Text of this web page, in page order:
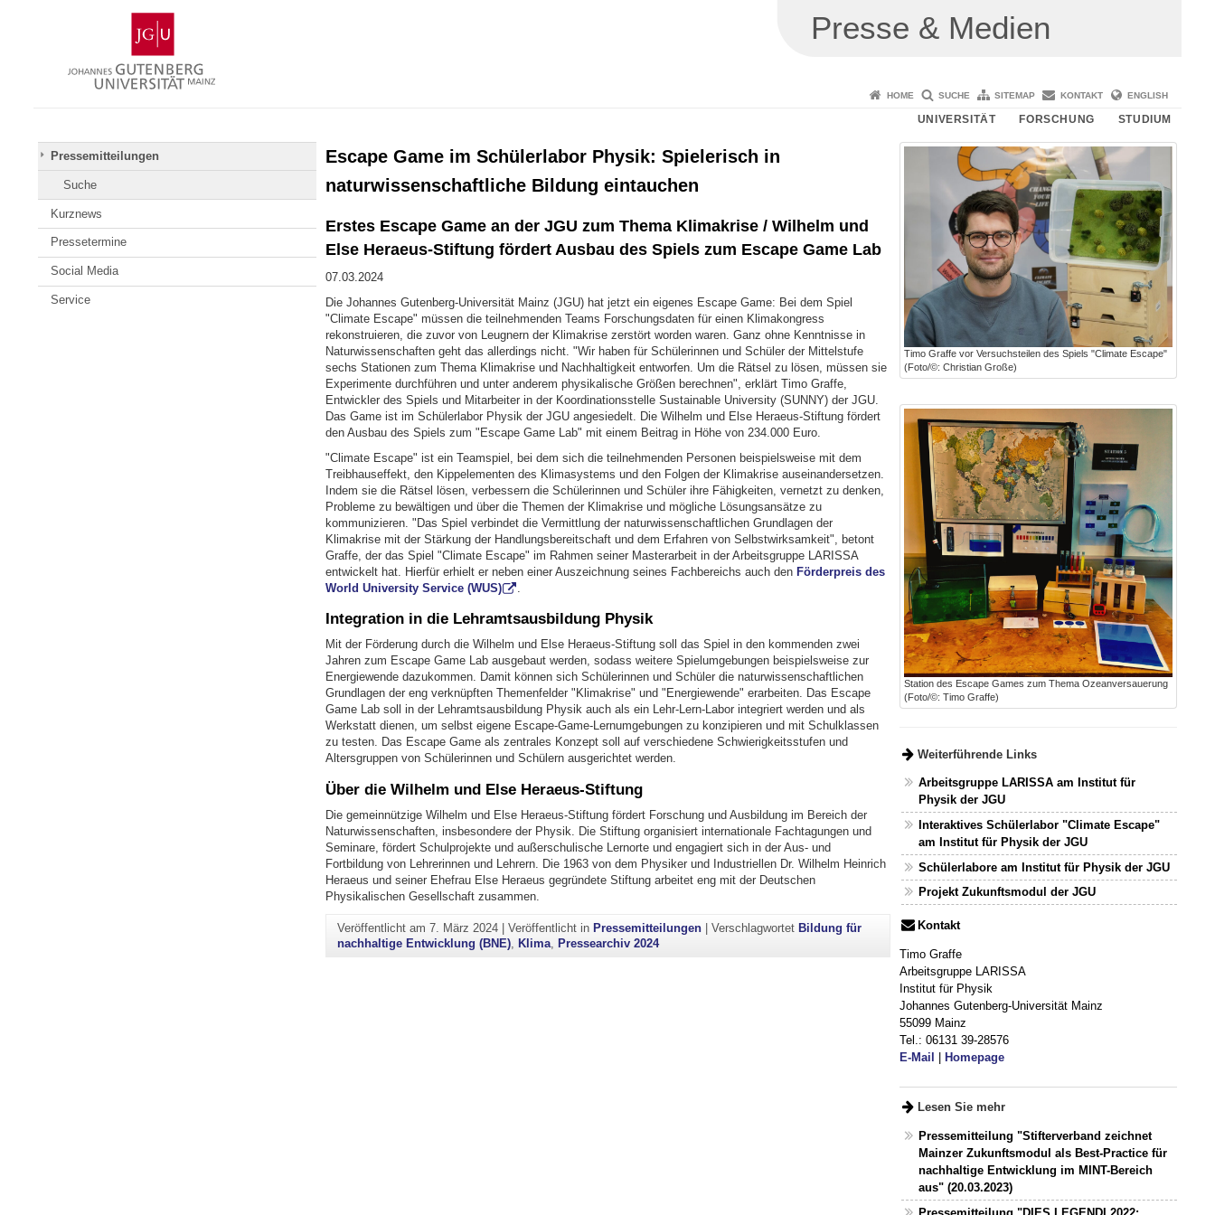
Gutenberg-
Universität
Mainz
Presse & Medien
HOME SUCHE SITEMAP KONTAKT ENGLISH
UNIVERSITÄT FORSCHUNG STUDIUM
Pressemitteilungen
Suche
Kurznews
Pressetermine
Social Media
Service
Escape Game im Schülerlabor Physik: Spielerisch in
naturwissenschaftliche Bildung eintauchen
Erstes Escape Game an der JGU zum Thema Klimakrise / Wilhelm und
Else Heraeus-Stiftung fördert Ausbau des Spiels zum Escape Game Lab
07.03.2024
Die Johannes Gutenberg-Universität Mainz (JGU) hat jetzt ein eigenes Escape Game: Bei dem Spiel
"Climate Escape" müssen die teilnehmenden Teams Forschungsdaten für einen Klimakongress
rekonstruieren, die zuvor von Leugnern der Klimakrise zerstört worden waren. Ganz ohne Kenntnisse in
Naturwissenschaften geht das allerdings nicht. "Wir haben für Schülerinnen und Schüler der Mittelstufe
sechs Stationen zum Thema Klimakrise und Nachhaltigkeit entworfen. Um die Rätsel zu lösen, müssen sie
Experimente durchführen und unter anderem physikalische Größen berechnen", erklärt Timo Graffe,
Entwickler des Spiels und Mitarbeiter in der Koordinationsstelle Sustainable University (SUNNY) der JGU.
Das Game ist im Schülerlabor Physik der JGU angesiedelt. Die Wilhelm und Else Heraeus-Stiftung fördert
den Ausbau des Spiels zum "Escape Game Lab" mit einem Beitrag in Höhe von 234.000 Euro.
"Climate Escape" ist ein Teamspiel, bei dem sich die teilnehmenden Personen beispielsweise mit dem
Treibhauseffekt, den Kippelementen des Klimasystems und den Folgen der Klimakrise auseinandersetzen.
Indem sie die Rätsel lösen, verbessern die Schülerinnen und Schüler ihre Fähigkeiten, vernetzt zu denken,
Probleme zu bewältigen und über die Themen der Klimakrise und mögliche Lösungsansätze zu
kommunizieren. "Das Spiel verbindet die Vermittlung der naturwissenschaftlichen Grundlagen der
Klimakrise mit der Stärkung der Handlungsbereitschaft und dem Erfahren von Selbstwirksamkeit", betont
Graffe, der das Spiel "Climate Escape" im Rahmen seiner Masterarbeit in der Arbeitsgruppe LARISSA
entwickelt hat. Hierfür erhielt er neben einer Auszeichnung seines Fachbereichs auch den Förderpreis des
World University Service (WUS)
Integration in die Lehramtsausbildung Physik
Mit der Förderung durch die Wilhelm und Else Heraeus-Stiftung soll das Spiel in den kommenden zwei
Jahren zum Escape Game Lab ausgebaut werden, sodass weitere Spielumgebungen beispielsweise zur
Energiewende dazukommen. Damit können sich Schülerinnen und Schüler die naturwissenschaftlichen
Grundlagen der eng verknüpften Themenfelder "Klimakrise" und "Energiewende" erarbeiten. Das Escape
Game Lab soll in der Lehramtsausbildung Physik auch als ein Lehr-Lern-Labor integriert werden und als
Werkstatt dienen, um selbst eigene Escape-Game-Lernumgebungen zu konzipieren und mit Schulklassen
zu testen. Das Escape Game als zentrales Konzept soll auf verschiedene Schwierigkeitsstufen und
Altersgruppen von Schülerinnen und Schülern ausgerichtet werden.
Über die Wilhelm und Else Heraeus-Stiftung
Die gemeinnützige Wilhelm und Else Heraeus-Stiftung fördert Forschung und Ausbildung im Bereich der
Naturwissenschaften, insbesondere der Physik. Die Stiftung organisiert internationale Fachtagungen und
Seminare, fördert Schulprojekte und außerschulische Lernorte und engagiert sich in der Aus- und
Fortbildung von Lehrerinnen und Lehrern. Die 1963 von dem Physiker und Industriellen Dr. Wilhelm Heinrich
Heraeus und seiner Ehefrau Else Heraeus gegründete Stiftung arbeitet eng mit der Deutschen
Physikalischen Gesellschaft zusammen.
Veröffentlicht am7. März 2024 |Veröffentlicht in Pressemitteilungen |Verschlagwortet Bildung für
nachhaltige Entwicklung (BNE), Klima, Pressearchiv 2024
Timo Graffe vor Versuchsteilen des Spiels "Climate Escape"
(Foto/©: Christian Große)
Station des Escape Games zum Thema Ozeanversauerung
(Foto/©: Timo Graffe)
Weiterführende Links
Arbeitsgruppe LARISSA am Institut für
Physik der JGU
Interaktives Schülerlabor "Climate Escape"
am Institut für Physik der JGU
Schülerlabore am Institut für Physik der JGU
Projekt Zukunftsmodul der JGU
Kontakt
Timo Graffe
Arbeitsgruppe LARISSA
Institut für Physik
Johannes Gutenberg-Universität Mainz
55099 Mainz
Tel.: 06131 39-28576
E-Mail
Homepage
Lesen Sie mehr
Pressemitteilung "Stifterverband zeichnet
Mainzer Zukunftsmodul als Best-Practice für
nachhaltige Entwicklung im MINT-Bereich
aus" (20.03.2023)